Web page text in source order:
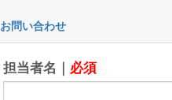
お問い合わせ
担当者名｜ 必須